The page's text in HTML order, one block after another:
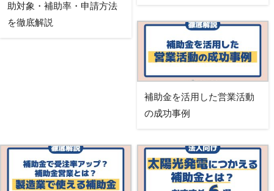
助対象・補助率・申請方法
を徹底解説
補助金を活用した営業活動
の成功事例